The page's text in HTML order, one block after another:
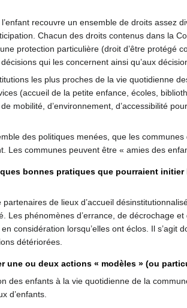
recouvre un ensemble de droits assez
Chacun des droits contenus dans la
protection particulière (droit d’être protégé
qui les concernent ainsi qu’aux
les plus proches de la vie quotidienne
(accueil de la petite enfance, écoles,
mobilité, d’environnement, d’accessibilité
des politiques menées, que les
Les communes peuvent être « amies des
bonnes pratiques que pourraient
de lieux d’accueil
Les phénomènes d’errance, de décrochage
considération lorsqu’elles ont éclos. Il
détériorées.
une ou deux actions « modèles » (ou
des enfants à la vie quotidienne de la
d’enfants.